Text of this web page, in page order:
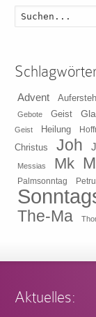
Advent
Gebote
Geist
Geist
Heilung
Christus
Joh
Messias Mk
Palmsonntag
The-Ma
Aktuelles: